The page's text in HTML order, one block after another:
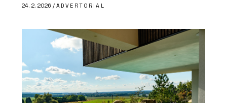
24. 2. 2026 / ADVERTORIAL